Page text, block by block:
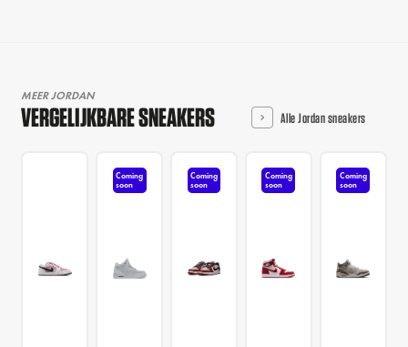
MEER JORDAN
VERGELIJKBARE SNEAKERS Alle Jordan sneakers
Coming
soon
Coming
soon
Coming
soon
Coming
soon